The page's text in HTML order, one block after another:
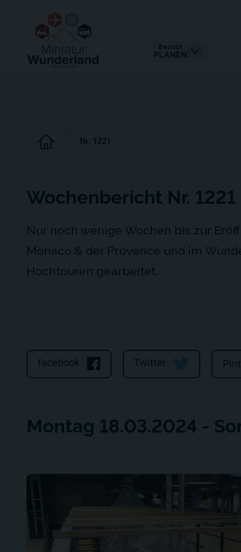
Besuch
PLANEN
Nr. 1221
Wochenbericht Nr. 1221
Nur noch wenige Wochen bis zur
Monaco & der Provence und im
Hochtouren gearbeitet.
facebook Twitter
Montag 18.03.2024 -